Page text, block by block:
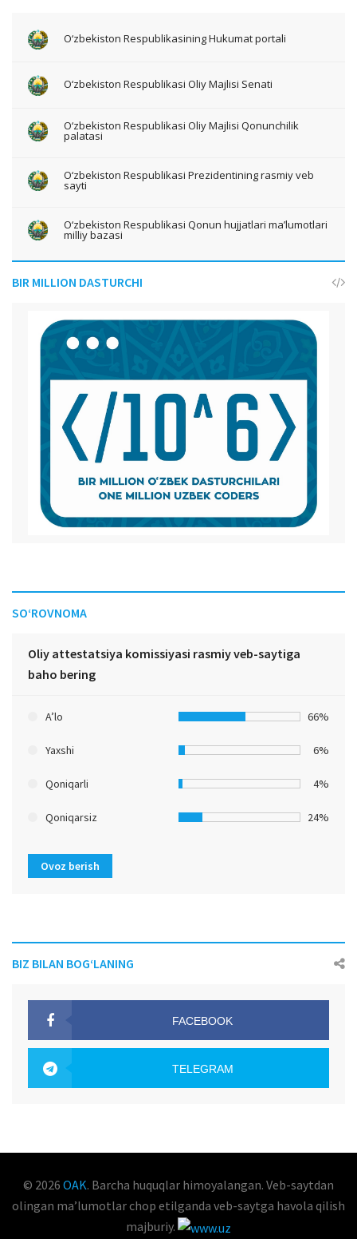
O‘zbekiston Respublikasining Hukumat portali
O‘zbekiston Respublikasi Oliy Majlisi Senati
O‘zbekiston Respublikasi Oliy Majlisi Qonunchilik
palatasi
O‘zbekiston Respublikasi Prezidentining rasmiy veb
sayti
O‘zbekiston Respublikasi Qonun hujjatlari ma’lumotlari
milliy bazasi
BIR MILLION DASTURCHI
SO‘ROVNOMA
Oliy attestatsiya komissiyasi rasmiy veb-saytiga
baho bering
A’lo 66%
Yaxshi 6%
Qoniqarli 4%
Qoniqarsiz 24%
Ovoz berish
BIZ BILAN BOG‘LANING
FACEBOOK
TELEGRAM
© 2026 OAK. Barcha huquqlar himoyalangan. Veb-saytdan
olingan maʼlumotlar chop etilganda veb-saytga havola qilish
majburiy.